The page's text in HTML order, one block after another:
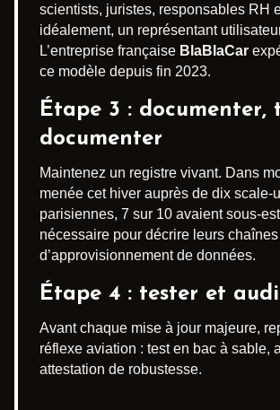
scientists, juristes, responsables RH
idéalement, un représentant
L’entreprise française BlaBlaCar
ce modèle depuis fin 2023.
Étape 3 : documenter,
documenter
Maintenez un registre vivant. Dans
menée cet hiver auprès de dix scale-
parisiennes, 7 sur 10 avaient sous-
nécessaire pour décrire leurs chaînes
d’approvisionnement de données.
Étape 4 : tester et
Avant chaque mise à jour majeure,
réflexe aviation : test en bac à sable,
attestation de robustesse.